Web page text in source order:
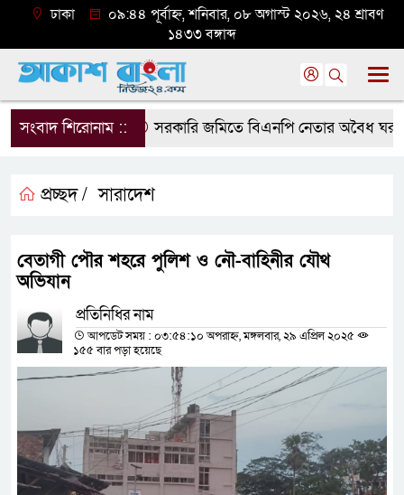
ঢাকা
০৯:৪৪ পূর্বাহ্ন, শনিবার, ০৮ অগাস্ট ২০২৬, ২৪ শ্রাবণ
১৪৩৩ বঙ্গাব্দ
সংবাদ শিরোনাম :: সরকারি জমিতে বিএনপি নেতার অবৈধ ঘর
প্রচ্ছদ / সারাদেশ
বেতাগী পৌর শহরে পুলিশ ও নৌ-বাহিনীর যৌথ
অভিযান
প্রতিনিধির নাম
আপডেট সময় : ০৩:৫৪:১০ অপরাহ্ন, মঙ্গলবার, ২৯ এপ্রিল ২০২৫
১৫৫ বার পড়া হয়েছে